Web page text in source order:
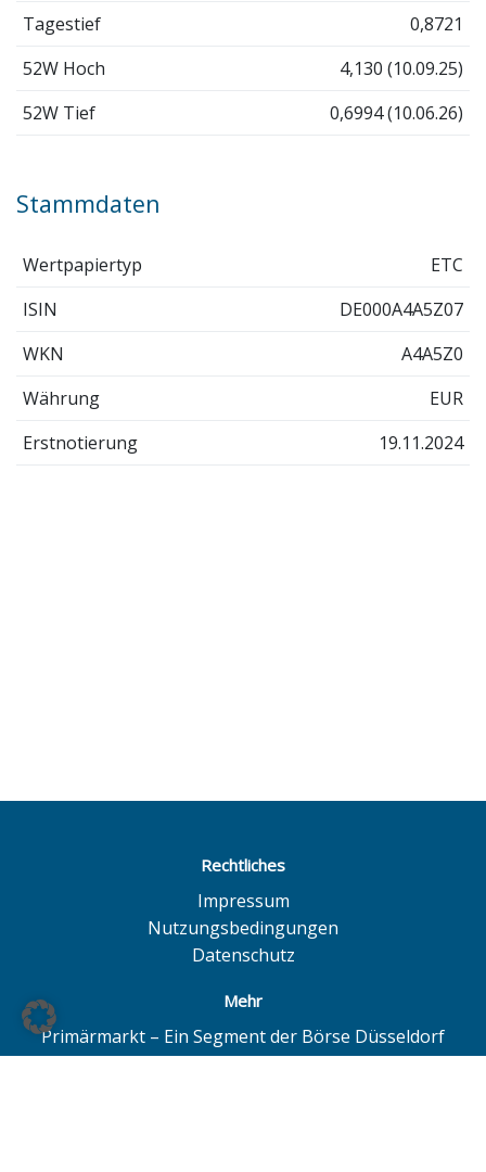
Tagestief
0,8721
52W Hoch
4,130 (10.09.25)
52W Tief
0,6994 (10.06.26)
Stammdaten
Wertpapiertyp
ETC
ISIN
DE000A4A5Z07
WKN
A4A5Z0
Währung
EUR
Erstnotierung
19.11.2024
Rechtliches
Impressum
Nutzungsbedingungen
Datenschutz
Mehr
Primärmarkt – Ein Segment der Börse Düsseldorf
Quotrix – Ein System der Börse Düsseldorf